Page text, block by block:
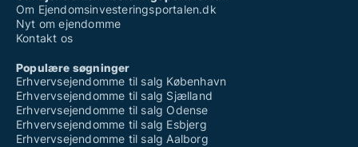
Om Ejendomsinvesteringsportalen.dk
Nyt om ejendomme
Kontakt os
Populære søgninger
Erhvervsejendomme til salg København
Erhvervsejendomme til salg Sjælland
Erhvervsejendomme til salg Odense
Erhvervsejendomme til salg Esbjerg
Erhvervsejendomme til salg Aalborg